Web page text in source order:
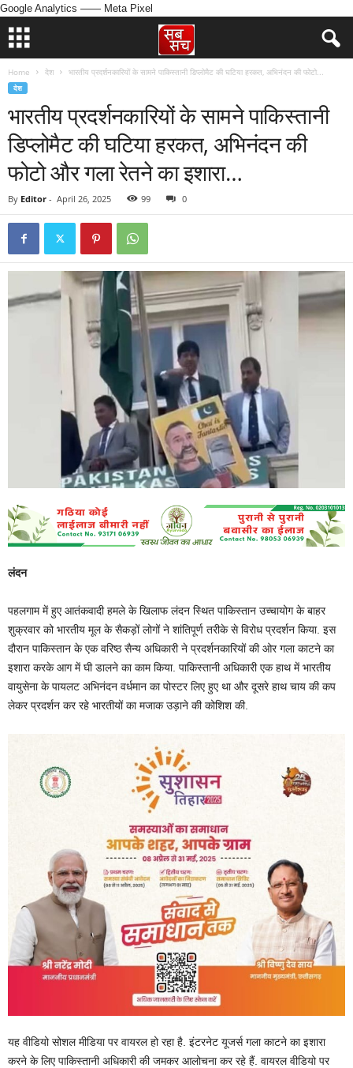
Google Analytics —— Meta Pixel
Home देश भारतीय प्रदर्शनकारियों के सामने पाकिस्तानी डिप्लोमैट की घटिया हरकत, अभिनंदन की फोटो...
देश
भारतीय प्रदर्शनकारियों के सामने पाकिस्तानी
डिप्लोमैट की घटिया हरकत, अभिनंदन की
फोटो और गला रेतने का इशारा…
By Editor - April 26, 2025 99 0
लंदन
पहलगाम में हुए आतंकवादी हमले के खिलाफ लंदन स्थित पाकिस्तान उच्चायोग के बाहर
शुक्रवार को भारतीय मूल के सैकड़ों लोगों ने शांतिपूर्ण तरीके से विरोध प्रदर्शन किया. इस
दौरान पाकिस्तान के एक वरिष्ठ सैन्य अधिकारी ने प्रदर्शनकारियों की ओर गला काटने का
इशारा करके आग में घी डालने का काम किया. पाकिस्तानी अधिकारी एक हाथ में भारतीय
वायुसेना के पायलट अभिनंदन वर्धमान का पोस्टर लिए हुए था और दूसरे हाथ चाय की कप
लेकर ​प्रदर्शन कर रहे भारतीयों का मजाक उड़ाने की कोशिश की.
यह वीडियो सोशल मीडिया पर वायरल हो रहा है. इंटरनेट यूजर्स गला काटने का इशारा
करने के लिए पाकिस्तानी अधिकारी की जमकर आलोचना कर रहे हैं. वायरल वीडियो पर